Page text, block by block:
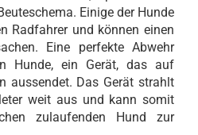
Einige der Hunde
Radfahrer und können einen
Eine perfekte Abwehr
Hunde, ein Gerät, das auf
aussendet. Das Gerät strahlt
weit aus und kann somit
zulaufenden Hund zur